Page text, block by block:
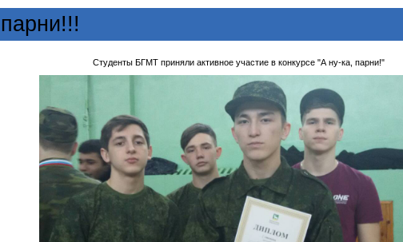
Студенты БГМТ приняли активное участие в конкурсе "А ну-ка, парни!"